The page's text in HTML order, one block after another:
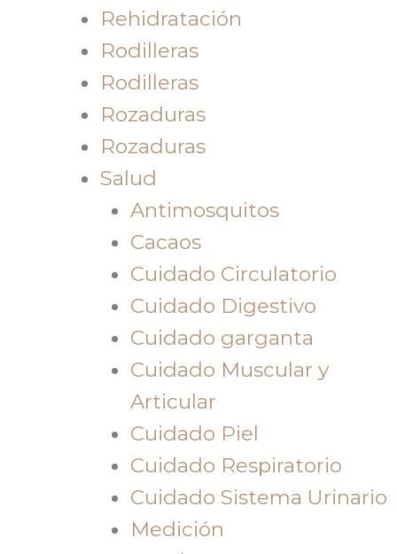
Rehidratación
Rodilleras
Rodilleras
Rozaduras
Rozaduras
Salud
Antimosquitos
Cacaos
Cuidado Circulatorio
Cuidado Digestivo
Cuidado garganta
Cuidado Muscular y
Articular
Cuidado Piel
Cuidado Respiratorio
Cuidado Sistema Urinario
Medición